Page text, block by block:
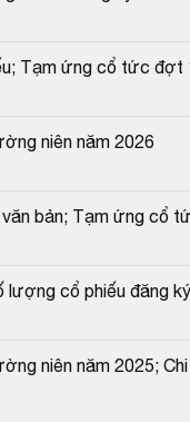
Tạm ứng cổ tức đợt
niên năm 2026
bản; Tạm ứng cổ
lượng cổ phiếu đăng
niên năm 2025;